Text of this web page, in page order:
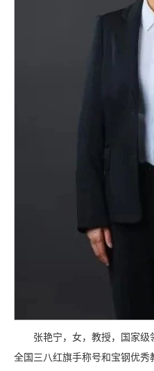
张艳宁，女，教授，国家级
全国三八红旗手称号和宝钢优